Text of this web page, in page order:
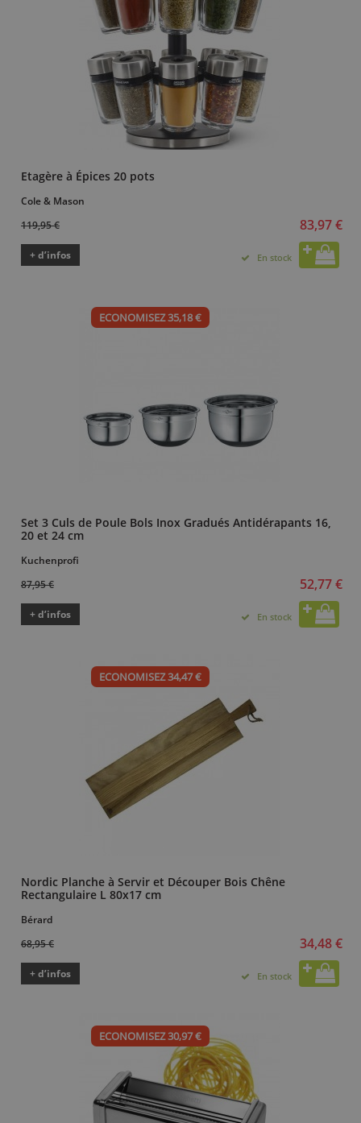
Etagère à Épices 20 pots
Cole & Mason
119,95 €
83,97 €
+ d’infos En stock
ECONOMISEZ 35,18 €
Set 3 Culs de Poule Bols Inox Gradués Antidérapants 16,
20 et 24 cm
Kuchenprofi
87,95 €
52,77 €
+ d’infos En stock
ECONOMISEZ 34,47 €
Nordic Planche à Servir et Découper Bois Chêne
Rectangulaire L 80x17 cm
Bérard
68,95 €
34,48 €
+ d’infos En stock
ECONOMISEZ 30,97 €